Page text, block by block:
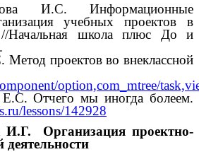
И.С. Информационные
учебных проектов в
//Начальная школа плюс До и
проектов во внеклассной
option,com_mtree/
мы иногда болеем.
lessons/142928
Организация проектно-
деятельности